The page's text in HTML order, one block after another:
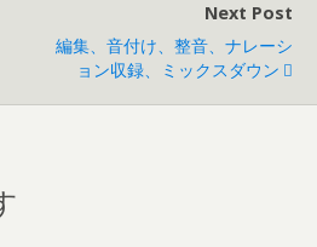
Next Post
編集、音付け、整音、ナレーシ
ョン収録、ミックスダウン